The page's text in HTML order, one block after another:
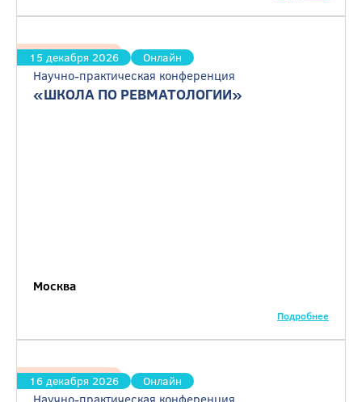
15 декабря 2026 Онлайн
Ревматология
Научно-практическая конференция
«ШКОЛА ПО РЕВМАТОЛОГИИ»
Москва
Подробнее
16 декабря 2026 Онлайн
Ревматология